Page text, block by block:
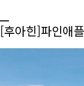
[후아힌]파인애